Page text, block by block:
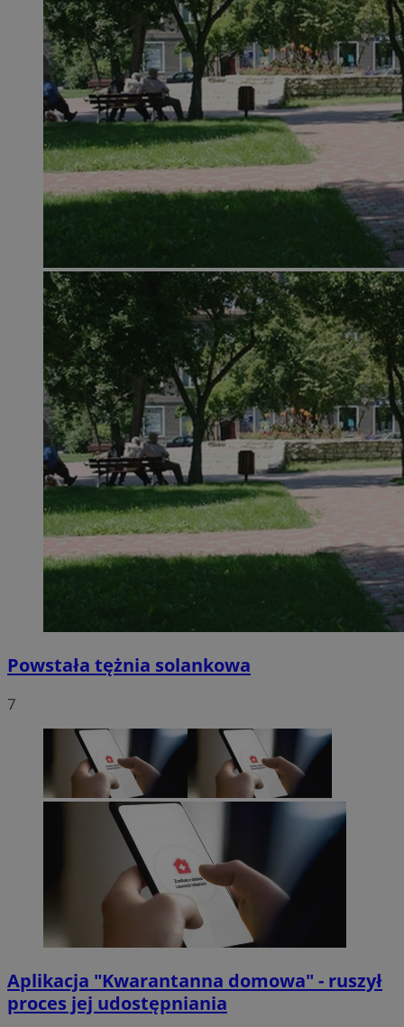
Powstała tężnia solankowa
7
Aplikacja "Kwarantanna domowa" - ruszył
proces jej udostępniania